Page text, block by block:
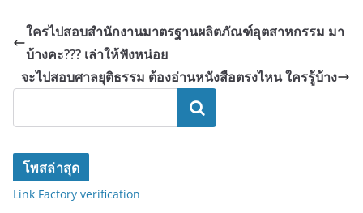
ใครไปสอบสำนักงานมาตรฐานผลิตภัณฑ์อุตสาหกรรม มา
บ้างคะ??? เล่าให้ฟังหน่อย
จะไปสอบศาลยุติธรรม ต้องอ่านหนังสือตรงไหน ใครรู้บ้าง
ค้นหา
โพสล่าสุด
Link Factory verification